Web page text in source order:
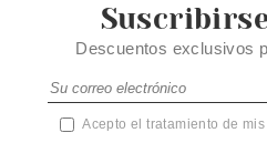
Descuentos exclusivos
Acepto el tratamiento de